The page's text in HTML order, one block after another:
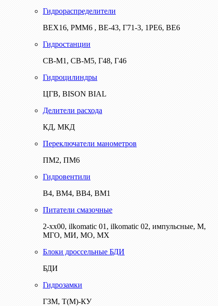
Гидрораспределители
ВЕХ16, РММ6 , ВЕ-43, Г71-3, 1РЕ6, ВЕ6
Гидростанции
СВ-М1, СВ-М5, Г48, Г46
Гидроцилиндры
ЦГВ, BISON BIAL
Делители расхода
КД, МКД
Переключатели манометров
ПМ2, ПМ6
Гидровентили
В4, ВМ4, ВВ4, ВМ1
Питатели смазочные
2-хх00, ilkomatic 01, ilkomatic 02, импульсные, М,
МГО, МИ, МО, МХ
Блоки дроссельные БДИ
БДИ
Гидрозамки
ГЗМ, Т(М)-КУ